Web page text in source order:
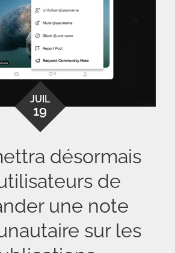
JUIL
19
désormais
de
une note
sur les